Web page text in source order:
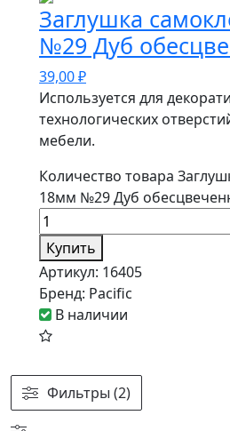
Фильтры (2)
Заглушка
№29 Дуб
39,00₽
Используется для
технологических
мебели.
Количество товара
18мм №29 Дуб
Купить
Артикул: 16405
Бренд: Pacific
В наличии